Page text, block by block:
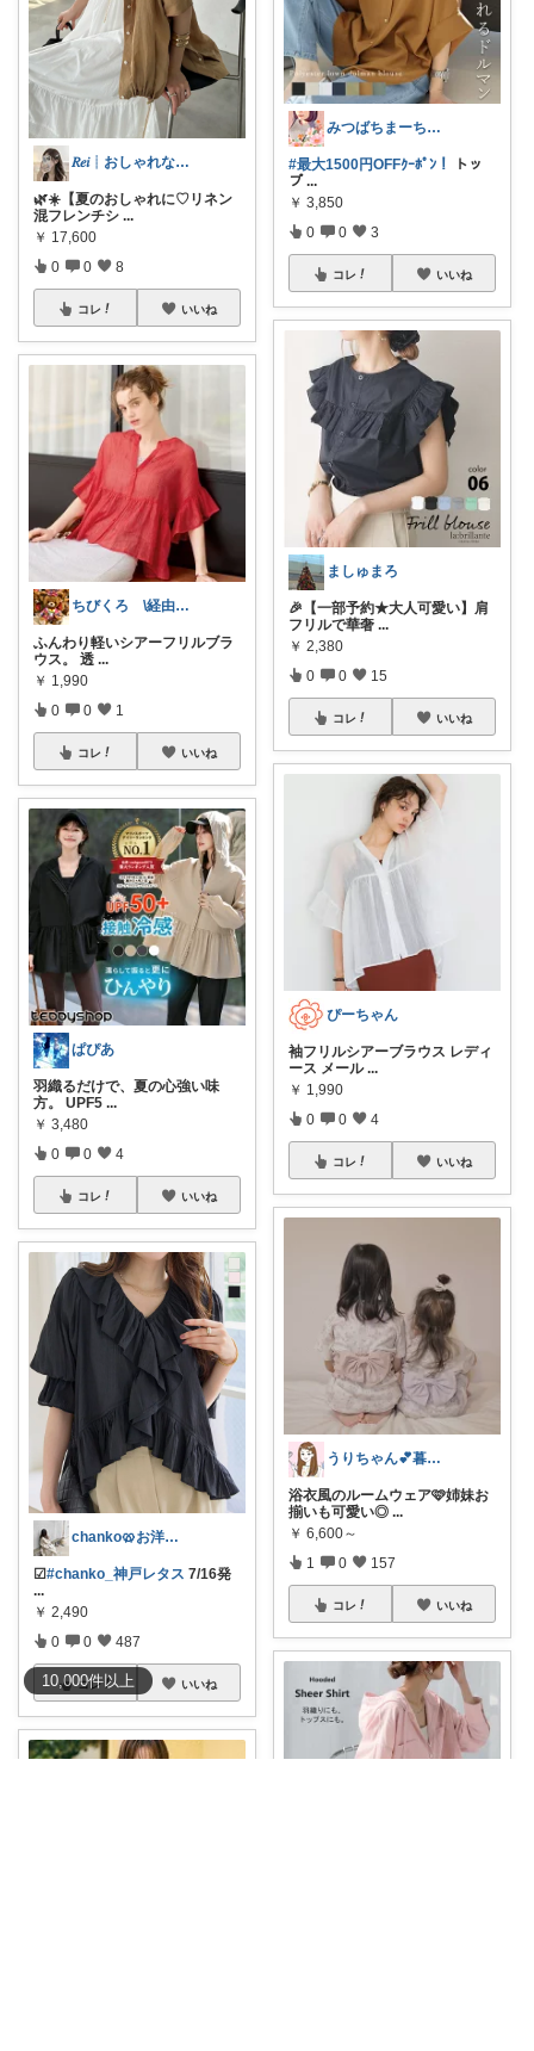
10,000件以上
𝑅𝑒𝑖┊おしゃれな暮らし🤍
🌿☀️【夏のおしゃれに♡リネン
混フレンチシ ...
￥ 17,600
0 0 8
コレ いいね
ちびくろ \経由購入ありがとうござます/
ふんわり軽いシアーフリルブラ
ウス。 透 ...
￥ 1,990
0 0 1
コレ いいね
ぱぴあ
羽織るだけで、夏の心強い味
方。 UPF5 ...
￥ 3,480
0 0 4
コレ いいね
chanko🥨お洋服/出産準備💗
☑︎#chanko_神戸レタス 7/16発
...
￥ 2,490
0 0 487
コレ いいね
みつばちまーちᵀᴴᴬᴺᴷ ᵞᴼᵁ ◡̈*
#最大1500円OFFｸｰﾎﾟﾝ！
トッ
プ ...
￥ 3,850
0 0 3
コレ いいね
ましゅまろ
​🎉【一部予約★大人可愛い】肩
フリルで華奢 ...
￥ 2,380
0 0 15
コレ いいね
ぴーちゃん
袖フリルシアーブラウス レディ
ース メール ...
￥ 1,990
0 0 4
コレ いいね
うりちゃん💕暮らし🏡キッズ👶ママ
浴衣風のルームウェア🩷姉妹お
揃いも可愛い◎ ...
￥ 6,600～
1 0 157
コレ いいね